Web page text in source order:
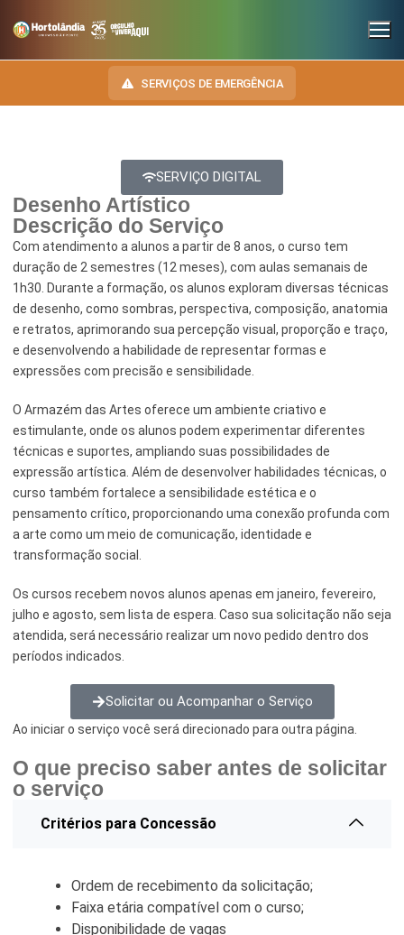
SERVIÇOS DE EMERGÊNCIA
SECRETARIAS
Administração e Gestão de Pessoal
Assuntos Jurídicos
Cultura
Desenvolvimento Econômico, Trabalho, Turismo e Inovação
Esporte e Lazer
Finanças
Habitação
Meio Ambiente, Desenvolvimento Sustentável e Assuntos
Climáticos
Mobilidade Urbana
Planejamento Urbano e Gestão Estratégica
Saúde
Tecnologia e Inovação
NOSSA CIDADE
HINO, BRASÃO E BANDEIRA
Autoridades do Município
Notícias Anteriores a 2024
TRANSPARÊNCIA
E-SIC
OUVIDORIA
DIÁRIO OFICIAL
LEIS MUNICIPAIS
SERVIÇO DIGITAL
Desenho Artístico
Descrição do Serviço
Com atendimento a alunos a partir de 8 anos, o curso tem
duração de 2 semestres (12 meses), com aulas semanais de
1h30. Durante a formação, os alunos exploram diversas técnicas
de desenho, como sombras, perspectiva, composição, anatomia
e retratos, aprimorando sua percepção visual, proporção e traço,
e desenvolvendo a habilidade de representar formas e
expressões com precisão e sensibilidade.
O Armazém das Artes oferece um ambiente criativo e
estimulante, onde os alunos podem experimentar diferentes
técnicas e suportes, ampliando suas possibilidades de
expressão artística. Além de desenvolver habilidades técnicas, o
curso também fortalece a sensibilidade estética e o
pensamento crítico, proporcionando uma conexão profunda com
a arte como um meio de comunicação, identidade e
transformação social.
Os cursos recebem novos alunos apenas em janeiro, fevereiro,
julho e agosto, sem lista de espera. Caso sua solicitação não seja
atendida, será necessário realizar um novo pedido dentro dos
períodos indicados.
Solicitar ou Acompanhar o Serviço
Ao iniciar o serviço você será direcionado para outra página.
O que preciso saber antes de solicitar
o serviço
Critérios para Concessão
Ordem de recebimento da solicitação;
Faixa etária compatível com o curso;
Disponibilidade de vagas